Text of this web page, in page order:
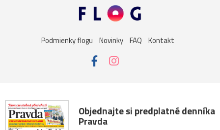
Podmienky flogu Novinky FAQ Kontakt
Objednajte si predplatné denníka
Pravda